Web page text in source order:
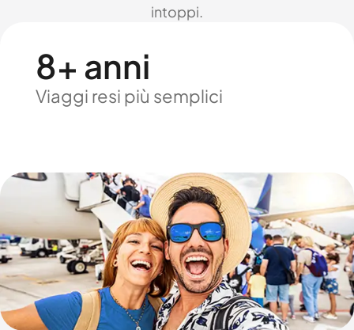
intoppi.
8+ anni
Viaggi resi più semplici